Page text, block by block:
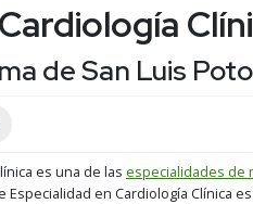
de San Luis
es una de las especialidades de
Especialidad en Cardiología Clínica